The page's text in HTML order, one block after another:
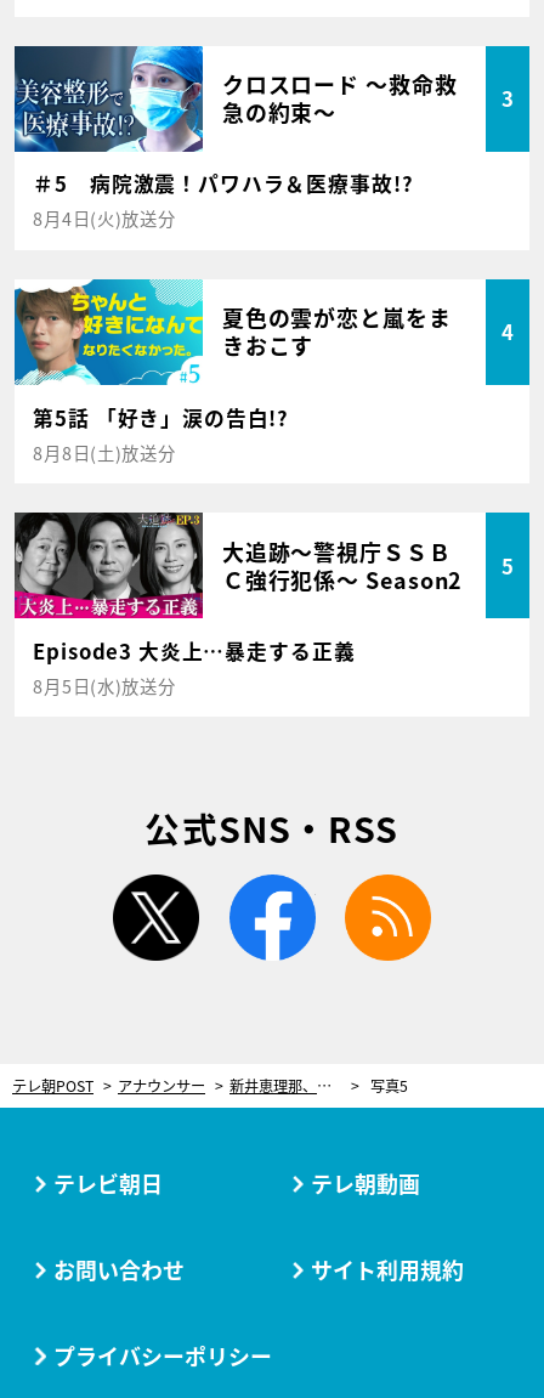
クロスロード ～救命救
急の約束～
3
＃5 病院激震！パワハラ＆医療事故!?
8月4日(火)放送分
夏色の雲が恋と嵐をま
きおこす
4
第5話 「好き」涙の告白!?
8月8日(土)放送分
大追跡～警視庁ＳＳＢ
Ｃ強行犯係～ Season2
5
Episode3 大炎上…暴走する正義
8月5日(水)放送分
公式SNS・RSS
twitter facebook
テレ朝POST アナウンサー 新井恵理那、ホワイトデーに手作りのプレゼント。隠された“才能”が明らかに！ 写真5
テレビ朝日 テレ朝動画
お問い合わせ サイト利用規約
プライバシーポリシー